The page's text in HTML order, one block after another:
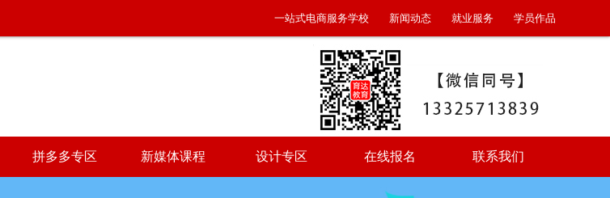
一站式电商服务学校 新闻动态 就业服务 学员作品
拼多多专区 新媒体课程 设计专区 在线报名 联系我们